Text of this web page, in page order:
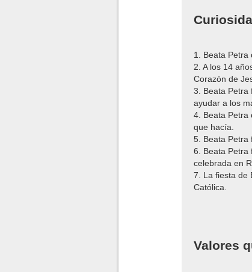
1. Beata Petra
2. A los 14
Corazón de
3. Beata Petra
ayudar a los
4. Beata Petra
que hacía.
5. Beata Petra
6. Beata Petra
celebrada en
7. La fiesta de
Católica.
Valores